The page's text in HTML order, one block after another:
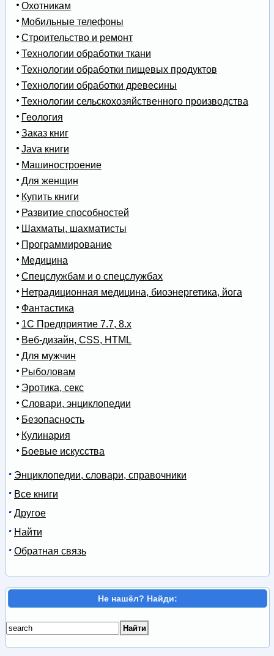
Охотникам
Мобильные телефоны
Строительство и ремонт
Технологии обработки ткани
Технологии обработки пищевых продуктов
Технологии обработки древесины
Технологии сельскохозяйственного производства
Геология
Заказ книг
Java книги
Машиностроение
Для женщин
Купить книги
Развитие способностей
Шахматы, шахматисты
Программирование
Медицина
Спецслужбам и о спецслужбах
Нетрадиционная медицина, биоэнергетика, йога
Фантастика
1С Предприятие 7.7, 8.x
Веб-дизайн, CSS, HTML
Для мужчин
Рыболовам
Эротика, секс
Словари, энциклопедии
Безопасность
Кулинария
Боевые искусства
Энциклопедии, словари, справочники
Все книги
Другое
Найти
Обратная связь
Не нашёл? Найди: